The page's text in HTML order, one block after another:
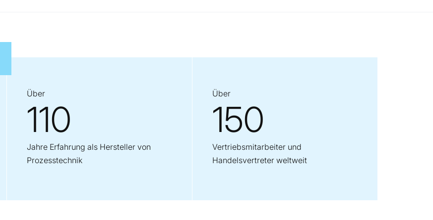
Über
110
Jahre Erfahrung als Hersteller von
Prozesstechnik
Über
150
Vertriebsmitarbeiter und
Handelsvertreter weltweit